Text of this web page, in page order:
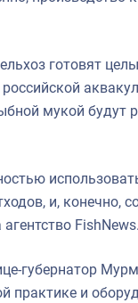
готовят
мукой будут
и,
губернатор
практике и